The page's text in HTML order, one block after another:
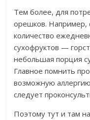
Тем более, для
орешков. Например,
количество
сухофруктов —
небольшая порция
Главное помнить
возможную
следует
Поэтому тут и там